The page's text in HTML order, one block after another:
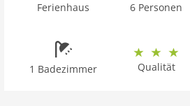
Ferienhaus 6 Personen
1 Badezimmer Qualität